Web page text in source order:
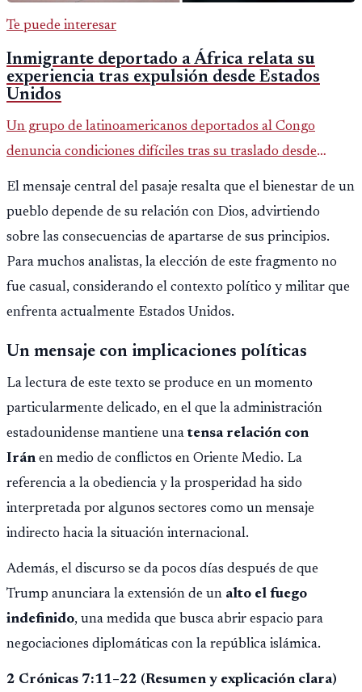
Te puede interesar
Inmigrante deportado a África relata su
experiencia tras expulsión desde Estados
Unidos
Un grupo de latinoamericanos deportados al Congo
denuncia condiciones difíciles tras su traslado desde
EE.UU. Jorge Cubillos relata su experiencia y el impacto
psicológico de llegar a África.
El mensaje central del pasaje resalta que el bienestar de un
pueblo depende de su relación con Dios, advirtiendo
sobre las consecuencias de apartarse de sus principios.
Para muchos analistas, la elección de este fragmento no
fue casual, considerando el contexto político y militar que
enfrenta actualmente Estados Unidos.
Un mensaje con implicaciones políticas
La lectura de este texto se produce en un momento
particularmente delicado, en el que la administración
estadounidense mantiene unatensa relación con
Irán en medio de conflictos en Oriente Medio. La
referencia a la obediencia y la prosperidad ha sido
interpretada por algunos sectores como un mensaje
indirecto hacia la situación internacional.
Además, el discurso se da pocos días después de que
Trump anunciara la extensión de un alto el fuego
indefinido, una medida que busca abrir espacio para
negociaciones diplomáticas con la república islámica.
2 Crónicas 7:11–22 (Resumen y explicación clara)